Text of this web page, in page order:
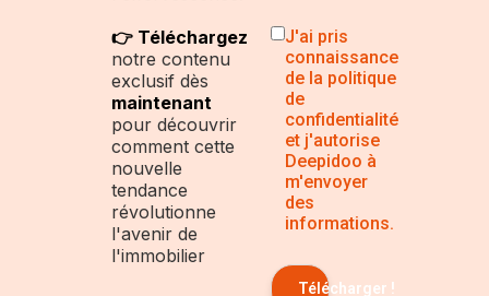
👉 Téléchargez
notre contenu
exclusif dès
maintenant
pour découvrir
comment cette
nouvelle
tendance
révolutionne
l'avenir de
l'immobilier
J'ai pris
connaissance
de la politique
de
confidentialité
et j'autorise
Deepidoo à
m'envoyer
des
informations.
Télécharger !